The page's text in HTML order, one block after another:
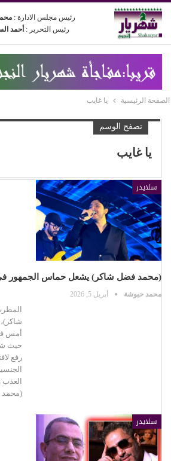
رئيس مجلس الادارة :
رئيس التحرير : أحمد
الصفحة الرئيسية يا غايب
تصفح الوسم
يا غايب
سلايدر
(محمد فضل شاكر) يشعل حماس الجمهور في
محمد حبوشة أبريل 5, 2026
شاكر)،
أمس
حيث
رفع
سلايدر